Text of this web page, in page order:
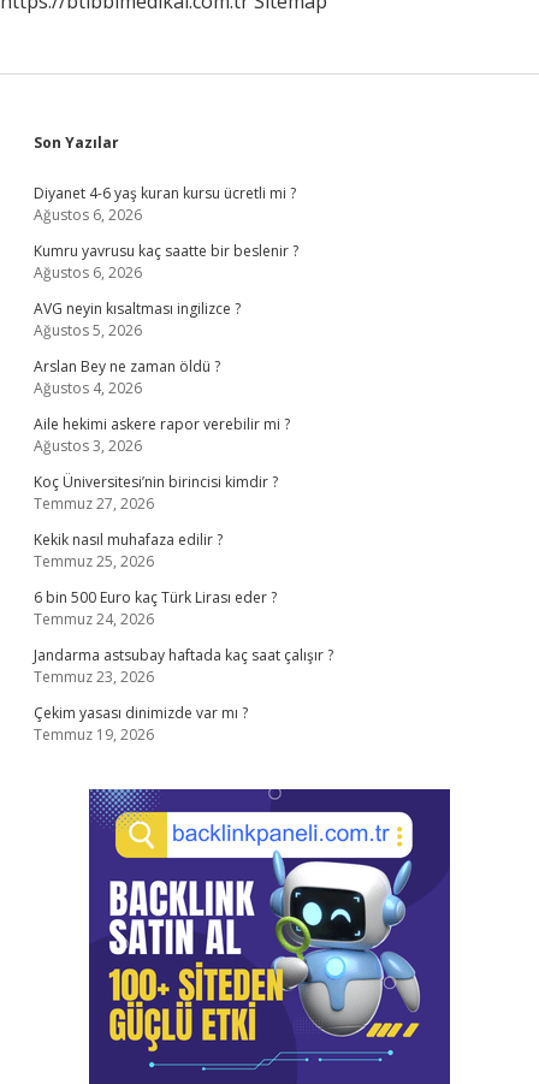
Sidebar
Son Yazılar
Diyanet 4-6 yaş kuran kursu ücretli mi ?
Ağustos 6, 2026
Kumru yavrusu kaç saatte bir beslenir ?
Ağustos 6, 2026
AVG neyin kısaltması ingilizce ?
Ağustos 5, 2026
Arslan Bey ne zaman öldü ?
Ağustos 4, 2026
Aile hekimi askere rapor verebilir mi ?
Ağustos 3, 2026
Koç Üniversitesi’nin birincisi kimdir ?
Temmuz 27, 2026
Kekik nasıl muhafaza edilir ?
Temmuz 25, 2026
6 bin 500 Euro kaç Türk Lirası eder ?
Temmuz 24, 2026
Jandarma astsubay haftada kaç saat çalışır ?
Temmuz 23, 2026
Çekim yasası dinimizde var mı ?
Temmuz 19, 2026